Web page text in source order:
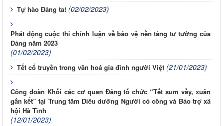
Tự hào Đảng ta! (02/02/2023)
Phát động cuộc thi chính luận về bảo vệ nền tảng tư tưởng của
Đảng năm 2023
(01/02/2023)
Tết cổ truyền trong văn hoá gia đình người Việt (21/01/2023)
Công đoàn Khối các cơ quan Đảng tổ chức “Tết sum vầy, xuân
gắn kết” tại Trung tâm Điều dưỡng Người có công và Bảo trợ xã
hội Hà Tĩnh
(12/01/2023)